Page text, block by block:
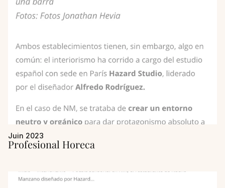
Juin 2023
Profesional Horeca